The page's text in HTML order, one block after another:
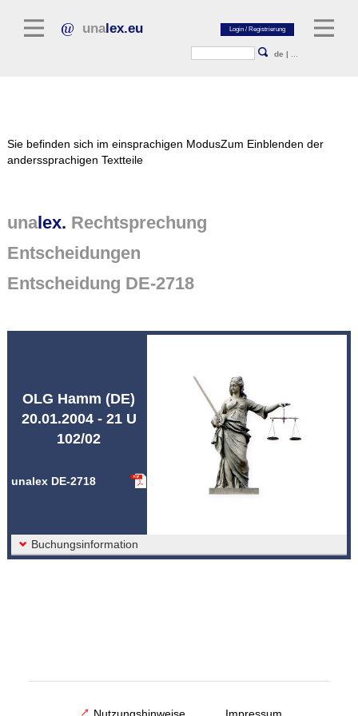
unalex.eu
de |
Normtexte
Rechtsprechung
Sie befinden sich im einsprachigen ModusZum Einblenden der
anderssprachigen Textteile
unalex. Rechtsprechung
Entscheidungen
Entscheidung DE-2718
OLG Hamm (DE)
20.01.2004 - 21 U
102/02
unalex DE-2718
Buchungsinformation
Nutzungshinweise Impressum